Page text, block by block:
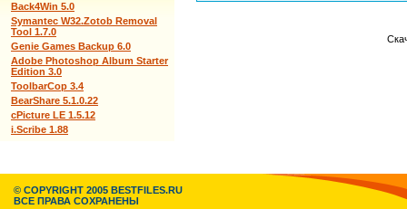
Back4Win 5.0
Symantec W32.Zotob Removal
Tool 1.7.0
Genie Games Backup 6.0
Adobe Photoshop Album Starter
Edition 3.0
ToolbarCop 3.4
BearShare 5.1.0.22
cPicture LE 1.5.12
i.Scribe 1.88
© COPYRIGHT 2005 BESTFILES.RU
ВСЕ ПРАВА СОХРАНЕНЫ